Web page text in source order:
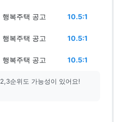
복주택 공고 10.5:1
복주택 공고 10.5:1
복주택 공고 10.5:1
순위도 가능성이 있어요!